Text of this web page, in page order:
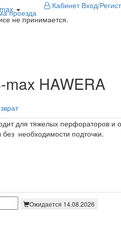
проезда
Кабинет Вход/
не принимается.
max HAWERA
для тяжелых перфораторов и
необходимости подточки.
Ожидается 14.08.2026